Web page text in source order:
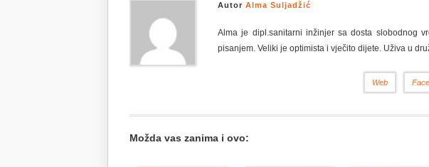
Autor Alma Suljadžić
Alma je dipl.sanitarni inžinjer sa dosta slobodnog
pisanjem. Veliki je optimista i vječito dijete. Uživa u
Web
Možda vas zanima i ovo: